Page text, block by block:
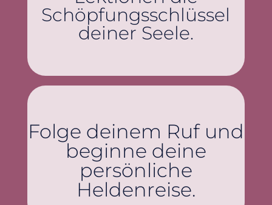
Schöpfungsschlüssel
deiner Seele.
Folge deinem Ruf und
beginne deine
persönliche
Heldenreise.